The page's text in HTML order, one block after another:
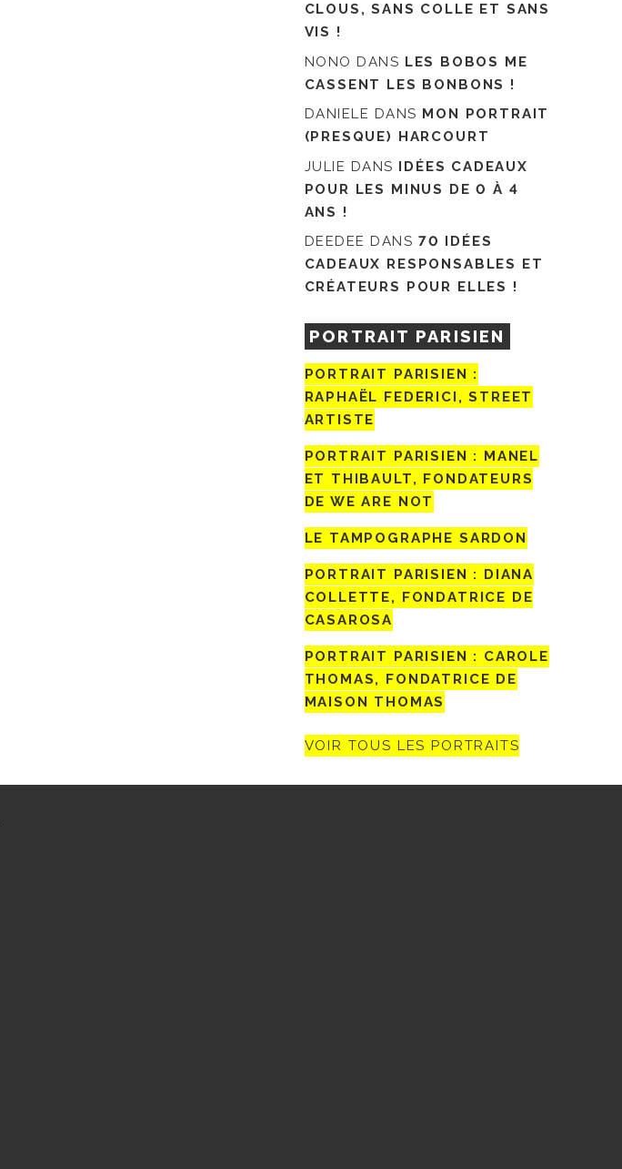
CLOUS, SANS COLLE ET SANS
VIS !
NONO DANS LES BOBOS ME
CASSENT LES BONBONS !
DANIELE DANS MON PORTRAIT
(PRESQUE) HARCOURT
JULIE DANS IDÉES CADEAUX
POUR LES MINUS DE 0 À 4
ANS !
DEEDEE DANS 70 IDÉES
CADEAUX RESPONSABLES ET
CRÉATEURS POUR ELLES !
PORTRAIT PARISIEN
PORTRAIT PARISIEN :
RAPHAËL FEDERICI, STREET
ARTISTE
PORTRAIT PARISIEN : MANEL
ET THIBAULT, FONDATEURS
DE WE ARE NOT
LE TAMPOGRAPHE SARDON
PORTRAIT PARISIEN : DIANA
COLLETTE, FONDATRICE DE
CASAROSA
PORTRAIT PARISIEN : CAROLE
THOMAS, FONDATRICE DE
MAISON THOMAS
VOIR TOUS LES PORTRAITS